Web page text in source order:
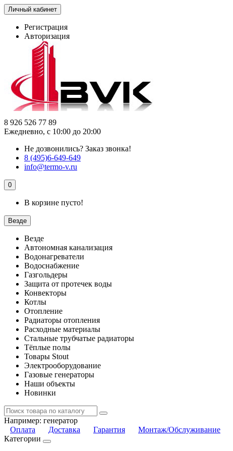
Личный кабинет
Регистрация
Авторизация
8 926 526 77 89
Ежедневно, с 10:00 до 20:00
Не дозвонились? Заказ звонка!
8 (495)6-649-649
info@termo-v.ru
0
В корзине пусто!
Везде
Везде
Автономная канализация
Водонагреватели
Водоснабжение
Газгольдеры
Защита от протечек воды
Конвекторы
Котлы
Отопление
Радиаторы отопления
Расходные материалы
Стальные трубчатые радиаторы
Тёплые полы
Товары Stout
Электрооборудование
Газовые генераторы
Наши объекты
Новинки
Например: генератор
Оплата
Доставка Гарантия Монтаж/Обслуживание
Категории